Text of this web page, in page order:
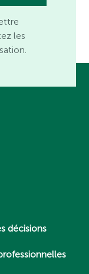
les
décisions